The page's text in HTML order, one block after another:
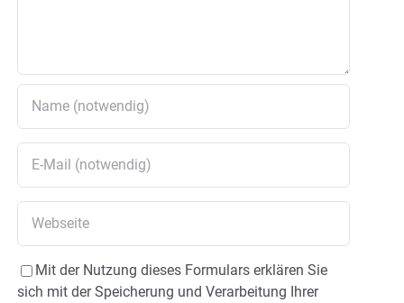
Mit der Nutzung dieses Formulars erklären Sie
sich mit der Speicherung und Verarbeitung Ihrer